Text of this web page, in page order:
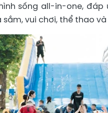
sống all-in-one,
sắm, vui chơi, thể thao